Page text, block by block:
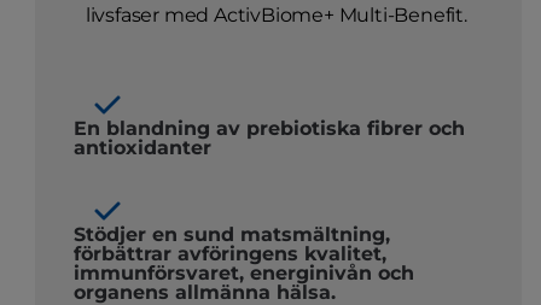
livsfaser med ActivBiome+ Multi-Benefit.
En blandning av prebiotiska fibrer och
antioxidanter
Stödjer en sund matsmältning,
förbättrar avföringens kvalitet,
immunförsvaret, energinivån och
organens allmänna hälsa.